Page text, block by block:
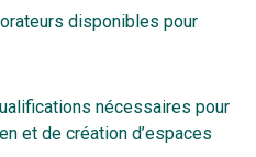
disponibles pour
nécessaires pour
et de création d’espaces